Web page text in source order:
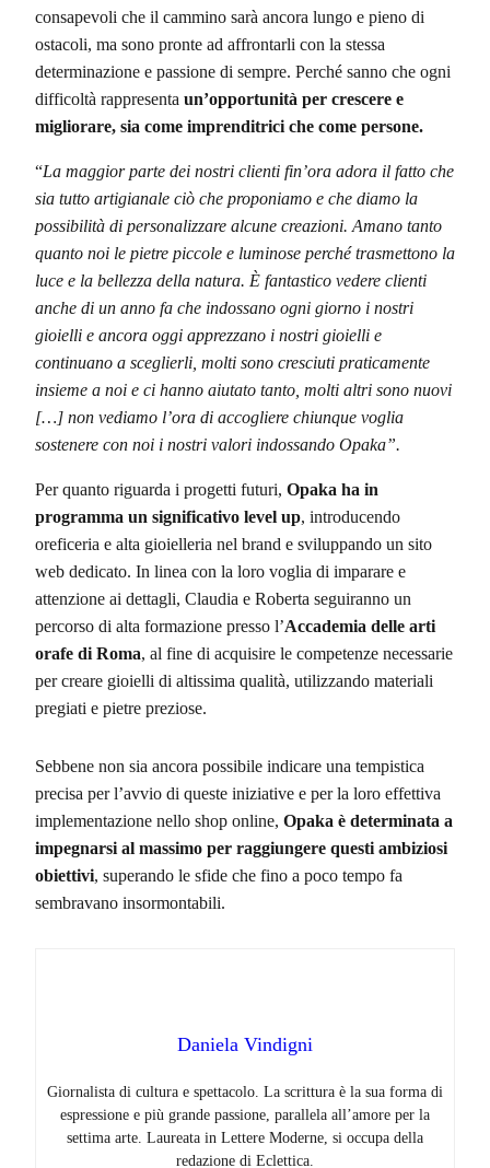
consapevoli che il cammino sarà ancora lungo e pieno di
ostacoli, ma sono pronte ad affrontarli con la stessa
determinazione e passione di sempre. Perché sanno che ogni
difficoltà rappresenta un’opportunità per crescere e
migliorare, sia come imprenditrici che come persone.
“La maggior parte dei nostri clienti fin’ora adora il fatto che
sia tutto artigianale ciò che proponiamo e che diamo la
possibilità di personalizzare alcune creazioni. Amano tanto
quanto noi le pietre piccole e luminose perché trasmettono la
luce e la bellezza della natura. È fantastico vedere clienti
anche di un anno fa che indossano ogni giorno i nostri
gioielli e ancora oggi apprezzano i nostri gioielli e
continuano a sceglierli, molti sono cresciuti praticamente
insieme a noi e ci hanno aiutato tanto, molti altri sono nuovi
[…] non vediamo l’ora di accogliere chiunque voglia
sostenere con noi i nostri valori indossando Opaka”.
Per quanto riguarda i progetti futuri, Opaka ha in
programma un significativo level up, introducendo
oreficeria e alta gioielleria nel brand e sviluppando un sito
web dedicato. In linea con la loro voglia di imparare e
attenzione ai dettagli, Claudia e Roberta seguiranno un
percorso di alta formazione presso l’Accademia delle arti
orafe di Roma, al fine di acquisire le competenze necessarie
per creare gioielli di altissima qualità, utilizzando materiali
pregiati e pietre preziose.
Sebbene non sia ancora possibile indicare una tempistica
precisa per l’avvio di queste iniziative e per la loro effettiva
implementazione nello shop online, Opaka è determinata a
impegnarsi al massimo per raggiungere questi ambiziosi
obiettivi, superando le sfide che fino a poco tempo fa
sembravano insormontabili.
Daniela Vindigni
Giornalista di cultura e spettacolo. La scrittura è la sua forma di
espressione e più grande passione, parallela all’amore per la
settima arte. Laureata in Lettere Moderne, si occupa della
redazione di Eclettica.